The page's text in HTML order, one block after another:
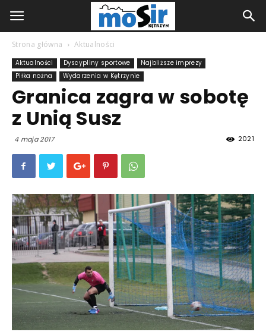
Strona główna Aktualności
Aktualności Dyscypliny sportowe
Najbliższe imprezy
Piłka nożna
Wydarzenia w Kętrzynie
Granica zagra w sobotę
z Unią Susz
4 maja 2017 2021